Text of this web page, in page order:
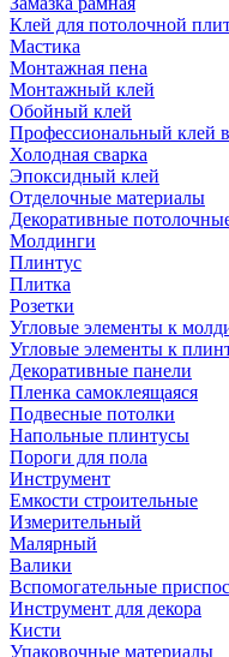
Клей для потолочной
Мастика
Монтажная пена
Монтажный клей
Обойный клей
Профессиональный клей
Холодная сварка
Эпоксидный клей
Отделочные материалы
Декоративные
Молдинги
Плинтус
Плитка
Розетки
Угловые элементы к
Угловые элементы к
Декоративные панели
Пленка самоклеящаяся
Подвесные потолки
Напольные плинтусы
Пороги для пола
Инструмент
Емкости строительные
Измерительный
Малярный
Валики
Вспомогательные
Инструмент для декора
Кисти
Упаковочные материалы